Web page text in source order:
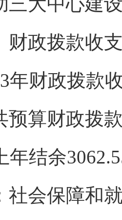
政拨款收支
财政拨款收
预算财政拨
年结余
社会保障和